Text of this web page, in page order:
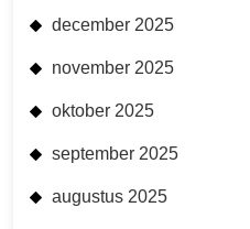
december 2025
november 2025
oktober 2025
september 2025
augustus 2025